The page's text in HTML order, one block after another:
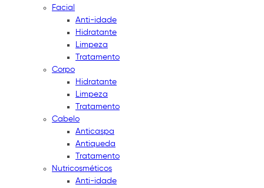
Facial
Anti-idade
Hidratante
Limpeza
Tratamento
Corpo
Hidratante
Limpeza
Tratamento
Cabelo
Anticaspa
Antiqueda
Tratamento
Nutricosméticos
Anti-idade